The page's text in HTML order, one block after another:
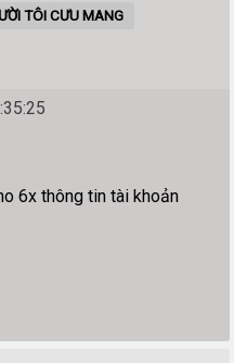
TÔI CƯU MANG
6x thông tin tài khoản